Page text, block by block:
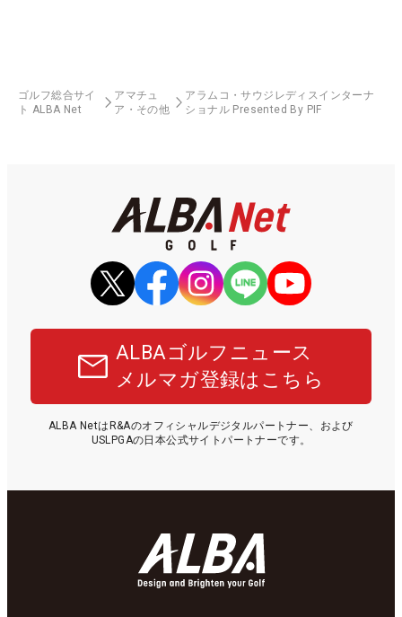
ゴルフ総合サイ
ト ALBA Net
アマチュ
ア・その他
アラムコ・サウジレディスインターナ
ショナル Presented By PIF
ALBAゴルフニュース
メルマガ登録はこちら
ALBA NetはR&Aのオフィシャルデジタルパートナー、および
USLPGAの日本公式サイトパートナーです。